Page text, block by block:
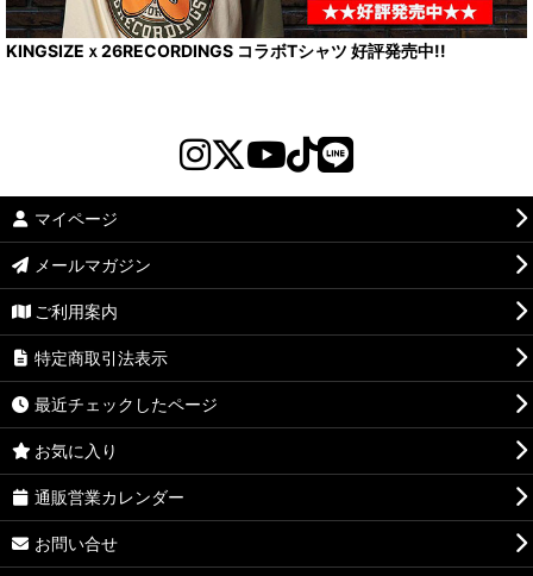
KINGSIZEｘ26RECORDINGS コラボTシャツ 好評発売中!!
マイページ
メールマガジン
ご利用案内
特定商取引法表示
最近チェックしたページ
お気に入り
通販営業カレンダー
お問い合せ